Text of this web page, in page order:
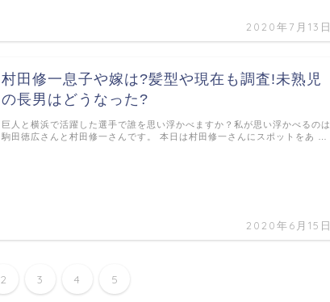
2020年7月13日
村田修一息子や嫁は?髪型や現在も調査!未熟児
の長男はどうなった?
2020年6月15日
巨人と横浜で活躍した選手で誰を思い浮かべますか？私が思い浮かべるのは
駒田徳広さんと村田修一さんです。 本日は村田修一さんにスポットをあ …
2 3 4 5